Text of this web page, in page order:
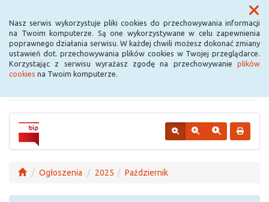
Nasz serwis wykorzystuje pliki cookies do przechowywania informacji
na Twoim komputerze. Są one wykorzystywane w celu zapewnienia
poprawnego działania serwisu. W każdej chwili możesz dokonać zmiany
ustawień dot. przechowywania plików cookies w Twojej przeglądarce.
Korzystając z serwisu wyrażasz zgodę na przechowywanie plików
cookies na Twoim komputerze.
Menu
Urząd Miejski w
Krośniewicach
Ogłoszenia 2025 Październik